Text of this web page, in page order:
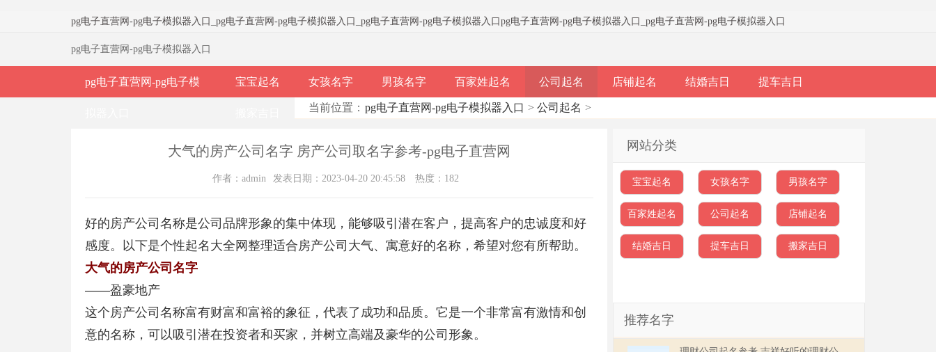
pg电子直营网-pg电子模拟器入口 pg电子直营网-pg电子模拟器入口 pg电子直营网-pg电子模拟器入口 pg电子直营网-pg电子模拟器入口 pg电子直营网-pg电子模拟器入口
pg电子直营网-pg电子模拟器入口
pg电子直营网-pg电子模 宝宝起名 女孩名字 男孩名字 百家姓起名 公司起名 店铺起名 结婚吉日 提车吉日
当前位置： pg电子直营网-pg电子模拟器入口 > 公司起名 >
大气的房产公司名字 房产公司取名字参考-pg电子直营网
作者：admin 发表日期：2023-04-20 20:45:58 热度：182
好的房产公司名称是公司品牌形象的集中体现，能够吸引潜在客户，提高客户的忠诚度和好
感度。以下是个性起名大全网整理适合房产公司大气、寓意好的名称，希望对您有所帮助。
大气的房产公司名字
——盈豪地产
这个房产公司名称富有财富和富裕的象征，代表了成功和品质。它是一个非常富有激情和创
意的名称，可以吸引潜在投资者和买家，并树立高端及豪华的公司形象。
网站分类
宝宝起名 女孩名字 男孩名字
百家姓起名 公司起名 店铺起名
结婚吉日 提车吉日 搬家吉日
推荐名字